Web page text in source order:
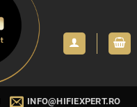
INFO@HIFIEXPERT.RO